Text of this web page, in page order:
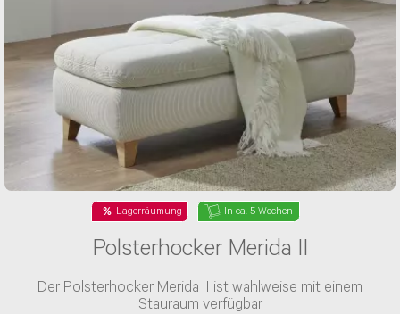
NACHRICHT ABSENDEN
* Die mit einem * gekennzeichneten
Angaben sind Pflichtfelder.
Lagerräumung In ca. 5 Wochen
Polsterhocker Merida II
Der Polsterhocker Merida II ist wahlweise mit einem
Stauraum verfügbar